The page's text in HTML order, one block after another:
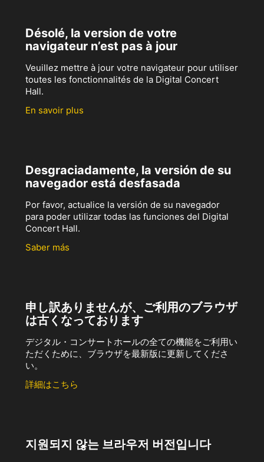
Désolé, la version de votre
navigateur n’est pas à jour
Veuillez mettre à jour votre navigateur pour utiliser
toutes les fonctionnalités de la Digital Concert
Hall.
En savoir plus
Desgraciadamente, la versión de su
navegador está desfasada
Por favor, actualice la versión de su navegador
para poder utilizar todas las funciones del Digital
Concert Hall.
Saber más
申し訳ありませんが、ご利用のブラウザ
は古くなっております
デジタル・コンサートホールの全ての機能をご利用い
ただくために、ブラウザを最新版に更新してくださ
い。
詳細はこちら
지원되지 않는 브라우저 버전입니다